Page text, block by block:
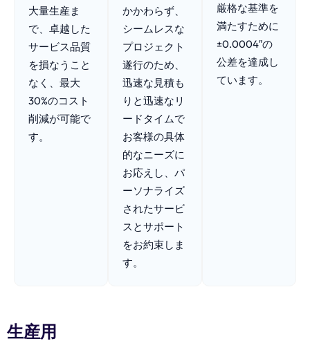
大量生産ま
で、卓越した
サービス品質
を損なうこと
なく、最大
30%のコスト
削減が可能で
す。
かかわらず、
シームレスな
プロジェクト
遂行のため、
迅速な見積も
りと迅速なリ
ードタイムで
お客様の具体
的なニーズに
お応えし、パ
ーソナライズ
されたサービ
スとサポート
をお約束しま
す。
厳格な基準を
満たすために
±0.0004″の
公差を達成し
ています。
生産用